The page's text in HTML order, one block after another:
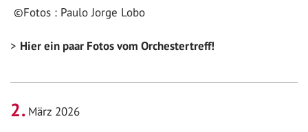
©Fotos : Paulo Jorge Lobo
Hier ein paar Fotos vom Orchestertreff!
2 März 2026